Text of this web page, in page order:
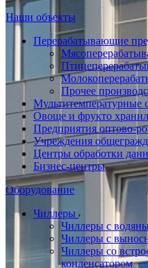
Наши объекты
Перерабатывающие
Прочее
Мультитемпературные
Овоще и фрукто
Предприятия оптово-
Учреждения
Центры обработки
Бизнес-центры
Оборудование
Чиллеры
Чиллеры с
Чиллеры с
Чиллеры со
конденсатором